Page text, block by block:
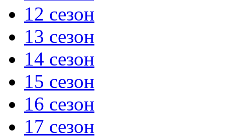
12 сезон
13 сезон
14 сезон
15 сезон
16 сезон
17 сезон